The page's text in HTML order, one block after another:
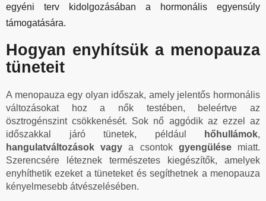
egyéni terv kidolgozásában a hormonális egyensúly
támogatására.
Hogyan enyhítsük a menopauza
tüneteit
A menopauza egy olyan időszak, amely jelentős hormonális
változásokat hoz a nők testében, beleértve az
ösztrogénszint csökkenését. Sok nő aggódik az ezzel az
időszakkal járó tünetek, például
hőhullámok,
hangulatváltozások vagy a csontok gyengülésemiatt.
Szerencsére léteznek természetes kiegészítők, amelyek
enyhíthetik ezeket a tüneteket és segíthetnek a menopauza
kényelmesebb átvészelésében.